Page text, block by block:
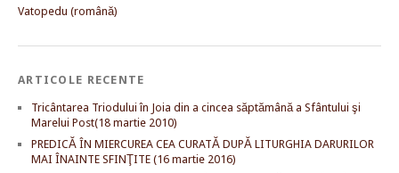
Vatopedu (română)
ARTICOLE RECENTE
Tricântarea Triodului în Joia din a cincea săptămână a Sfântului şi
Marelui Post(18 martie 2010)
PREDICĂ ÎN MIERCUREA CEA CURATĂ DUPĂ LITURGHIA DARURILOR
MAI ÎNAINTE SFINŢITE (16 martie 2016)